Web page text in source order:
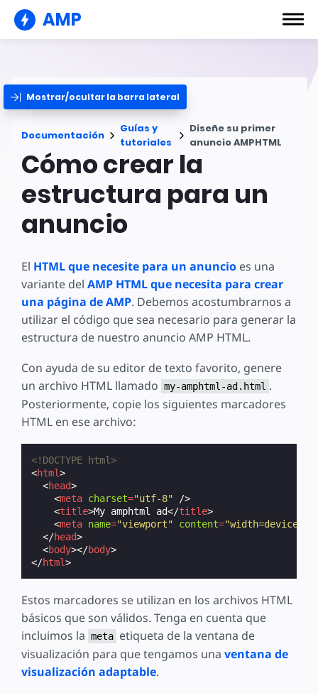
AMP
Mostrar/ocultar la barra lateral
Documentación
Guías y
tutoriales
Diseñe su primer
anuncio AMPHTML
Cómo crear la
estructura para un
anuncio
El HTML que necesite para un anuncio es una
variante del AMP HTML que necesita para crear
una página de AMP. Debemos acostumbrarnos a
utilizar el código que sea necesario para generar la
estructura de nuestro anuncio AMP HTML.
Con ayuda de su editor de texto favorito, genere
un archivo HTML llamado my-amphtml-ad.html .
Posteriormente, copie los siguientes marcadores
HTML en ese archivo:
<!DOCTYPE html>
<html>
<head>
<meta charset="utf-8"
/>
<title>My amphtml ad</title>
<meta name="viewport" content="width=device-
</head>
<body></body>
</html>
Estos marcadores se utilizan en los archivos HTML
básicos que son válidos. Tenga en cuenta que
incluimos la meta etiqueta de la ventana de
visualización para que tengamos una ventana de
visualización adaptable.